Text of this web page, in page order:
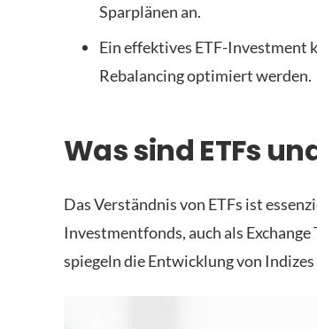
Sparplänen an.
Ein effektives ETF-Investment
Rebalancing optimiert werden.
Was sind ETFs
Das Verständnis von ETFs ist
Investmentfonds, auch als
spiegeln die Entwicklung von